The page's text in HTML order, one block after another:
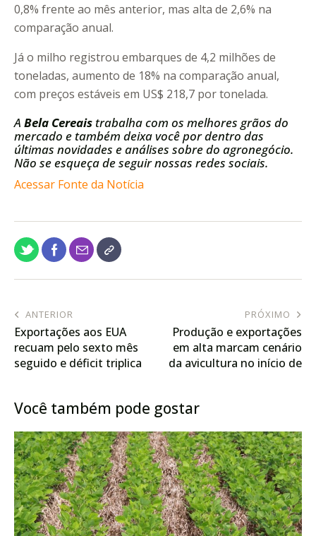
0,8% frente ao mês anterior, mas alta de 2,6% na
comparação anual.
Já o milho registrou embarques de 4,2 milhões de
toneladas, aumento de 18% na comparação anual,
com preços estáveis em US$ 218,7 por tonelada.
A Bela Cereais trabalha com os melhores grãos do
mercado e também deixa você por dentro das
últimas novidades e análises sobre do agronegócio.
Não se esqueça de seguir nossas redes sociais.
Acessar Fonte da Notícia
ANTERIOR
Exportações aos EUA
recuam pelo sexto mês
seguido e déficit triplica
PRÓXIMO
Produção e exportações
em alta marcam cenário
da avicultura no início de
Você também pode gostar